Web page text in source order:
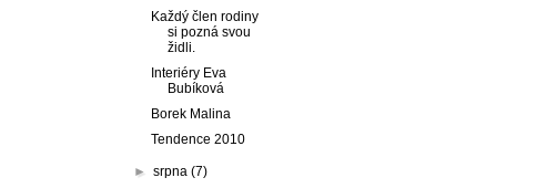
Každý člen rodiny
si pozná svou
židli.
Interiéry Eva
Bubíková
Borek Malina
Tendence 2010
►srpna(7)